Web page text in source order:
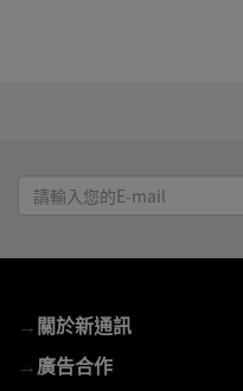
請
輸
E-
mail
→關於新通訊
→廣告合作